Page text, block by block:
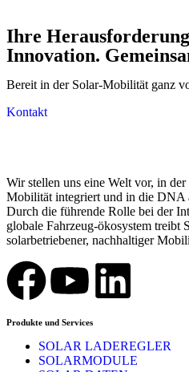
Ihre
Innovation.
Bereit in der Solar-Mobilität ganz
Kontakt
Wir stellen uns eine Welt vor, in
Mobilität integriert und in die DNA
Durch die führende Rolle bei der
globale Fahrzeug-ökosystem treibt
solarbetriebener, nachhaltiger
Produkte und Services
SOLAR LADEREGLER
SOLARMODULE